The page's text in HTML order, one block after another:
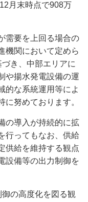
月末時点で908万
需要を上回る場合の
機関において定めら
き、中部エリアに
や揚水発電設備の運
的な系統運用等によ
に努めております。
の導入が持続的に拡
行ってもなお、供給
供給を維持する観点
設備等の出力制御を
の高度化を図る観